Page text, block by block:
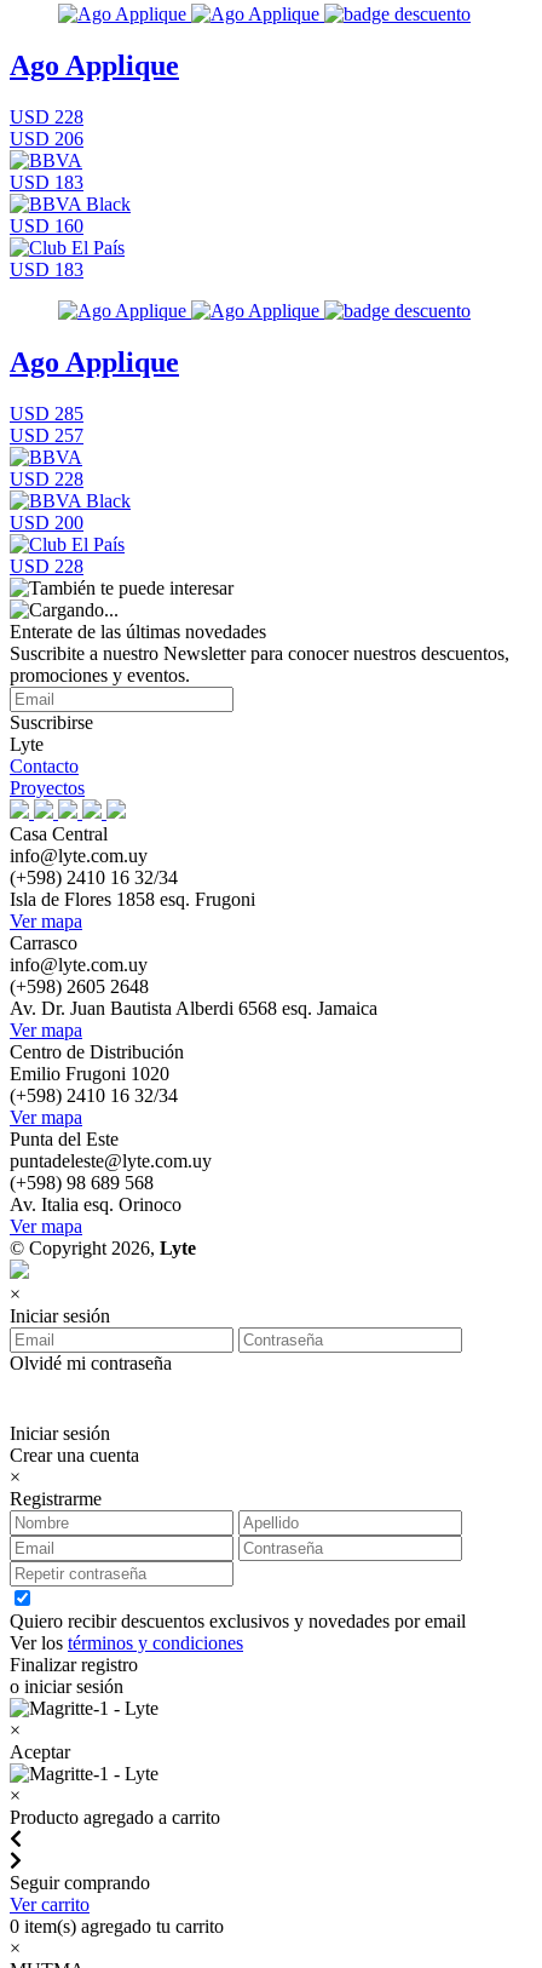
Ago Applique
USD 228
USD 206
USD 183
USD 160
USD 183
Ago Applique
USD 285
USD 257
USD 228
USD 200
USD 228
Enterate de las últimas novedades
Suscribite a nuestro Newsletter para conocer nuestros descuentos,
promociones y eventos.
Suscribirse
Lyte
Contacto
Proyectos
Casa Central
info@lyte.com.uy
(+598) 2410 16 32/34
Isla de Flores 1858 esq. Frugoni
Ver mapa
Carrasco
info@lyte.com.uy
(+598) 2605 2648
Av. Dr. Juan Bautista Alberdi 6568 esq. Jamaica
Ver mapa
Centro de Distribución
Emilio Frugoni 1020
(+598) 2410 16 32/34
Ver mapa
Punta del Este
puntadeleste@lyte.com.uy
(+598) 98 689 568
Av. Italia esq. Orinoco
Ver mapa
© Copyright 2026, Lyte
×
Iniciar sesión
Olvidé mi contraseña
Iniciar sesión
Crear una cuenta
×
Registrarme
Quiero recibir descuentos exclusivos y novedades por email
Ver los términos y condiciones
Finalizar registro
o iniciar sesión
×
Aceptar
×
Producto agregado a carrito
Seguir comprando
Ver carrito
0 item(s) agregado tu carrito
×